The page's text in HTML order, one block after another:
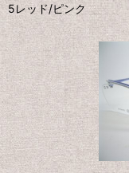
5レッド/ピンク